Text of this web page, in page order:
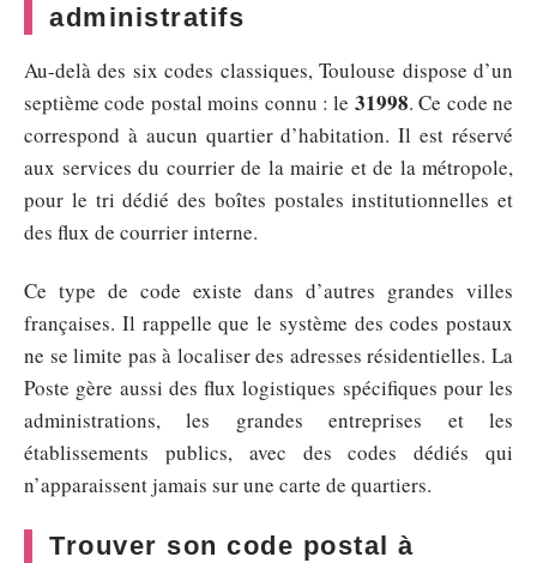
administratifs
Au-delà des six codes classiques, Toulouse dispose d’un
septième code postal moins connu : le 31998. Ce code ne
correspond à aucun quartier d’habitation. Il est réservé
aux services du courrier de la mairie et de la métropole,
pour le tri dédié des boîtes postales institutionnelles et
des flux de courrier interne.
Ce type de code existe dans d’autres grandes villes
françaises. Il rappelle que le système des codes postaux
ne se limite pas à localiser des adresses résidentielles. La
Poste gère aussi des flux logistiques spécifiques pour les
administrations, les grandes entreprises et les
établissements publics, avec des codes dédiés qui
n’apparaissent jamais sur une carte de quartiers.
Trouver son code postal à